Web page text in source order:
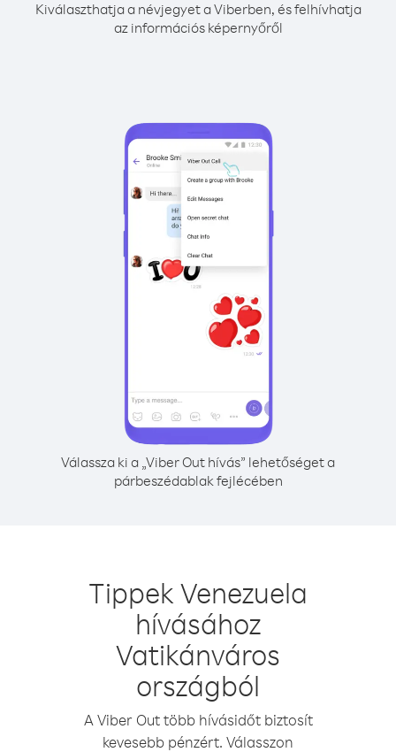
Kiválaszthatja a névjegyet a Viberben, és felhívhatja
az információs képernyőről
Válassza ki a „Viber Out hívás” lehetőséget a
párbeszédablak fejlécében
Tippek Venezuela
hívásához
Vatikánváros
országból
A Viber Out több hívásidőt biztosít
kevesebb pénzért. Válasszon